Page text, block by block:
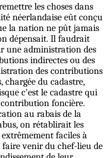
les choses dans
néerlandaise eût conçu
la nation ne pût jamais
dépensait. Il faudrait
une administration des
indirectes ou des
des contributions
chargée du cadastre,
c'est le cadastre qui
foncière.
au rabais de la
on rétablirait les
faciles à
faire venir du chef-lieu de